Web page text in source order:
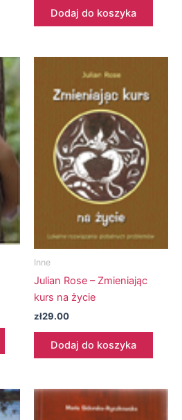
Dodaj do koszyka
Inne
Julian Rose – Zmieniając
kurs na życie
zł29.00
Dodaj do koszyka